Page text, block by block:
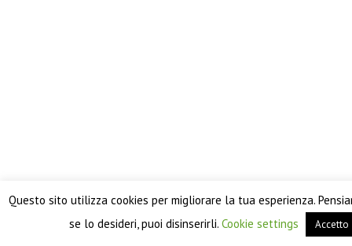
Questo sito utilizza cookies per migliorare la tua esperienza.
se lo desideri, puoi disinserirli. Cookie settings Accetto